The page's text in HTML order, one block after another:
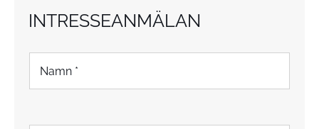
INTRESSEANMÄLAN
m